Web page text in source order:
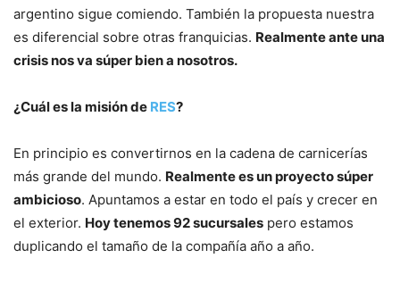
argentino sigue comiendo. También la propuesta nuestra
es diferencial sobre otras franquicias. Realmente ante una
crisis nos va súper bien a nosotros.
¿Cuál es la misión de RES?
En principio es convertirnos en la cadena de carnicerías
más grande del mundo. Realmente es un proyecto súper
ambicioso. Apuntamos a estar en todo el país y crecer en
el exterior. Hoy tenemos 92 sucursales pero estamos
duplicando el tamaño de la compañía año a año.